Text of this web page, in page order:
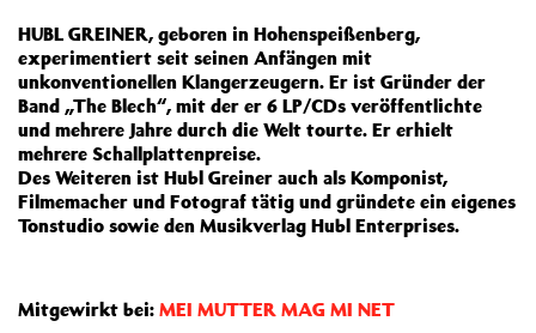
HUBL GREINER, geboren in Hohenspeißenberg,
experimentiert seit seinen Anfängen mit
unkonventionellen Klangerzeugern. Er ist Gründer der
Band „The Blech“, mit der er 6 LP/CDs veröffentlichte
und mehrere Jahre durch die Welt tourte. Er erhielt
mehrere Schallplattenpreise.
Des Weiteren ist Hubl Greiner auch als Komponist,
Filmemacher und Fotograf tätig und gründete ein eigenes
Tonstudio sowie den Musikverlag Hubl Enterprises.
Mitgewirkt bei: MEI MUTTER MAG MI NET